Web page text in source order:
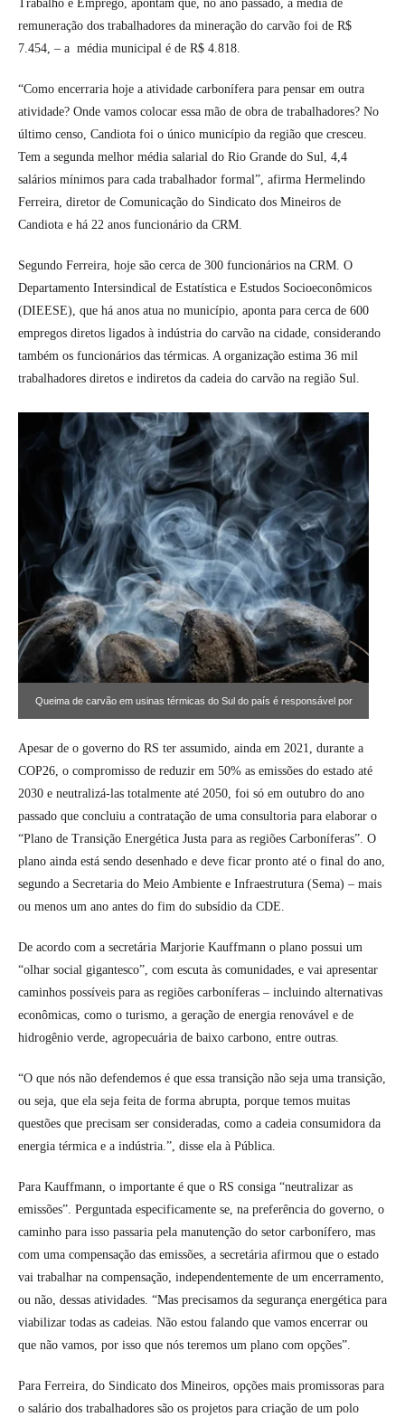
Trabalho e Emprego, apontam que, no ano passado, a média de
remuneração dos trabalhadores da mineração do carvão foi de R$
7.454, – a média municipal é de R$ 4.818.
“Como encerraria hoje a atividade carbonífera para pensar em outra
atividade? Onde vamos colocar essa mão de obra de trabalhadores? No
último censo, Candiota foi o único município da região que cresceu.
Tem a segunda melhor média salarial do Rio Grande do Sul, 4,4
salários mínimos para cada trabalhador formal”, afirma Hermelindo
Ferreira, diretor de Comunicação do Sindicato dos Mineiros de
Candiota e há 22 anos funcionário da CRM.
Segundo Ferreira, hoje são cerca de 300 funcionários na CRM. O
Departamento Intersindical de Estatística e Estudos Socioeconômicos
(DIEESE), que há anos atua no município, aponta para cerca de 600
empregos diretos ligados à indústria do carvão na cidade, considerando
também os funcionários das térmicas. A organização estima 36 mil
trabalhadores diretos e indiretos da cadeia do carvão na região Sul.
Queima de carvão em usinas térmicas do Sul do país é responsável por
Apesar de o governo do RS ter assumido, ainda em 2021, durante a
COP26, o compromisso de reduzir em 50% as emissões do estado até
2030 e neutralizá-las totalmente até 2050, foi só em outubro do ano
passado que concluiu a contratação de uma consultoria para elaborar o
“Plano de Transição Energética Justa para as regiões Carboníferas”. O
plano ainda está sendo desenhado e deve ficar pronto até o final do ano,
segundo a Secretaria do Meio Ambiente e Infraestrutura (Sema) – mais
ou menos um ano antes do fim do subsídio da CDE.
De acordo com a secretária Marjorie Kauffmann o plano possui um
“olhar social gigantesco”, com escuta às comunidades, e vai apresentar
caminhos possíveis para as regiões carboníferas – incluindo alternativas
econômicas, como o turismo, a geração de energia renovável e de
hidrogênio verde, agropecuária de baixo carbono, entre outras.
“O que nós não defendemos é que essa transição não seja uma transição,
ou seja, que ela seja feita de forma abrupta, porque temos muitas
questões que precisam ser consideradas, como a cadeia consumidora da
energia térmica e a indústria.”, disse ela à Pública.
Para Kauffmann, o importante é que o RS consiga “neutralizar as
emissões”. Perguntada especificamente se, na preferência do governo, o
caminho para isso passaria pela manutenção do setor carbonífero, mas
com uma compensação das emissões, a secretária afirmou que o estado
vai trabalhar na compensação, independentemente de um encerramento,
ou não, dessas atividades. “Mas precisamos da segurança energética para
viabilizar todas as cadeias. Não estou falando que vamos encerrar ou
que não vamos, por isso que nós teremos um plano com opções”.
Para Ferreira, do Sindicato dos Mineiros, opções mais promissoras para
o salário dos trabalhadores são os projetos para criação de um polo